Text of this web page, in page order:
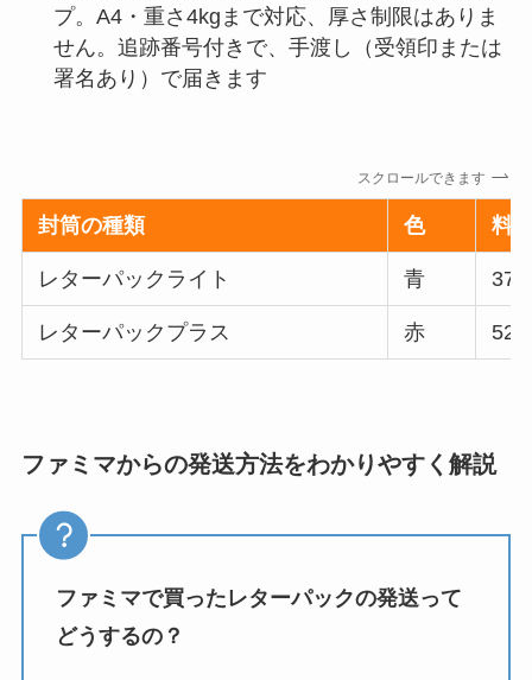
プ。A4・重さ4kgまで対応、厚さ制限はありま
せん。追跡番号付きで、手渡し（受領印または
署名あり）で届きます
スクロールできます
封筒の種類 色 料
レターパックライト 青
レターパックプラス 赤
ファミマからの発送方法をわかりやすく解説
ファミマで買ったレターパックの発送って
どうするの？